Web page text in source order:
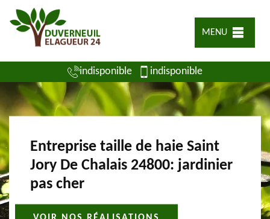
MENU
indisponible indisponible
Entreprise taille de haie Saint
Jory De Chalais 24800: jardinier
pas cher